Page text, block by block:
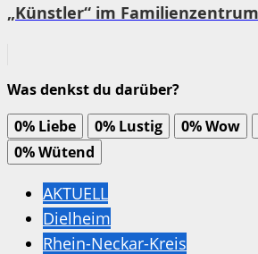
„Künstler“ im
Was denkst du darüber?
0% Liebe 0% Lustig 0%Wow
0%Wütend
AKTUELL
Dielheim
Rhein-Neckar-Kreis